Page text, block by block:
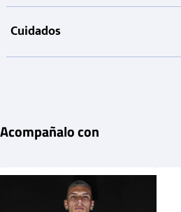
Cuidados
Acompañalo con